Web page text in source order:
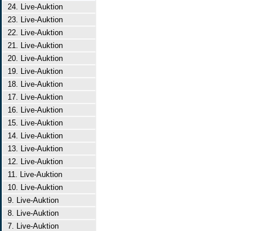
24. Live-Auktion
23. Live-Auktion
22. Live-Auktion
21. Live-Auktion
20. Live-Auktion
19. Live-Auktion
18. Live-Auktion
17. Live-Auktion
16. Live-Auktion
15. Live-Auktion
14. Live-Auktion
13. Live-Auktion
12. Live-Auktion
11. Live-Auktion
10. Live-Auktion
9. Live-Auktion
8. Live-Auktion
7. Live-Auktion